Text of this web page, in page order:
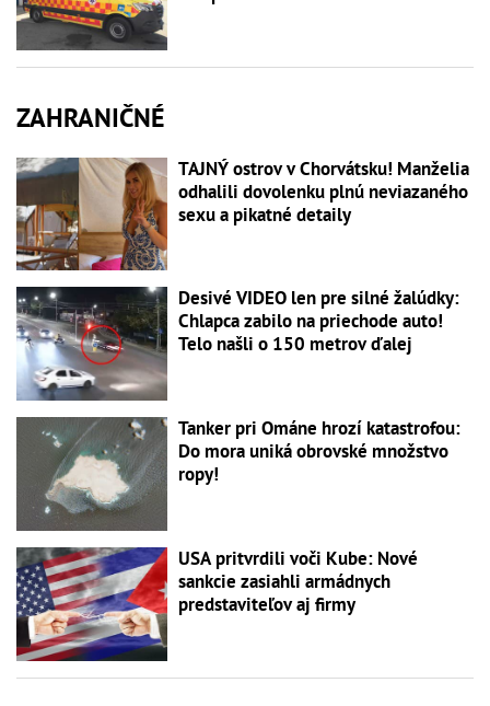
ZAHRANIČNÉ
TAJNÝ ostrov v Chorvátsku! Manželia
odhalili dovolenku plnú neviazaného
sexu a pikatné detaily
Desivé VIDEO len pre silné žalúdky:
Chlapca zabilo na priechode auto!
Telo našli o 150 metrov ďalej
Tanker pri Ománe hrozí katastrofou:
Do mora uniká obrovské množstvo
ropy!
USA pritvrdili voči Kube: Nové
sankcie zasiahli armádnych
predstaviteľov aj firmy